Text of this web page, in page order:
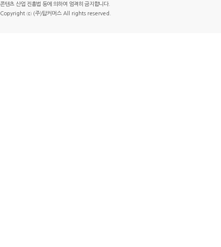
콘텐츠 산업 진흥법 등에 의하여 엄격히 금지합니다.
Copyright ⓒ (주)탑커머스 All rights reserved.